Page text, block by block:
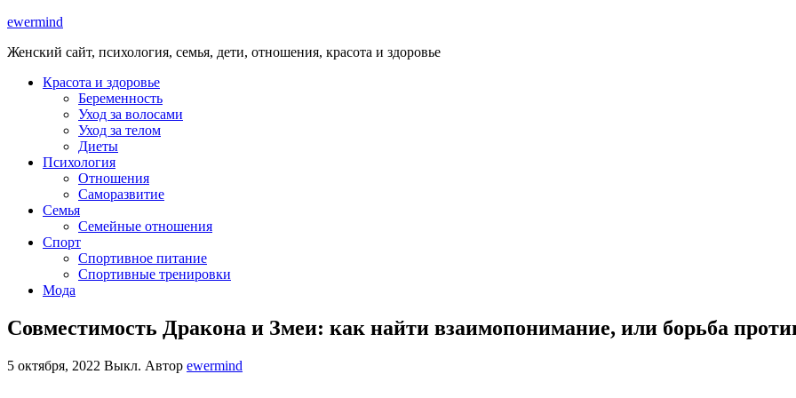
ewermind
Женский сайт, психология, семья, дети, отношения, красота и здоровье
Красота и здоровье
Беременность
Уход за волосами
Уход за телом
Диеты
Психология
Отношения
Саморазвитие
Семья
Семейные отношения
Спорт
Спортивное питание
Спортивные тренировки
Мода
Совместимость Дракона и Змеи: как найти взаимопонимание, или борьба
5 октября, 2022 Выкл. Автор ewermind